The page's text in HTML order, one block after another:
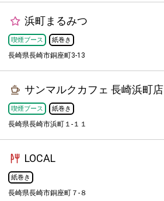
浜町まるみつ
喫煙ブース 紙巻き
長崎県長崎市銅座町3-13
サンマルクカフェ 長崎浜町店
喫煙ブース 紙巻き
長崎県長崎市浜町１-１１
LOCAL
紙巻き
長崎県長崎市銅座町７-８